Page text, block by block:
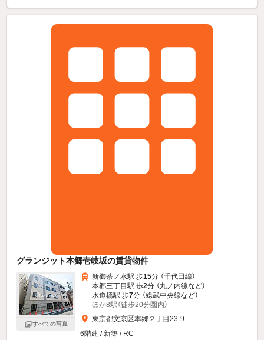
グランジット本郷壱岐坂の賃貸物件
すべての写真
新御茶ノ水駅 歩15分 （千代田線）
本郷三丁目駅 歩2分 （丸ノ内線など）
水道橋駅 歩7分 （総武中央線など）
ほか8駅（徒歩20分圏内）
東京都文京区本郷２丁目23-9
6階建 / 新築 / RC